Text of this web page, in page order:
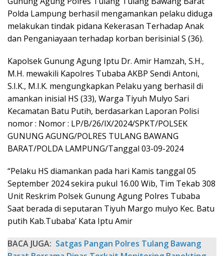
Polda Lampung berhasil mengamankan pelaku diduga
melakukan tindak pidana Kekerasan Terhadap Anak
dan Penganiayaan terhadap korban berisinial S (36).
Kapolsek Gunung Agung Iptu Dr. Amir Hamzah, S.H.,
M.H. mewakili Kapolres Tubaba AKBP Sendi Antoni,
S.I.K., M.I.K. mengungkapkan Pelaku yang berhasil di
amankan inisial HS (33), Warga Tiyuh Mulyo Sari
Kecamatan Batu Putih, berdasarkan Laporan Polisi
nomor : Nomor : LP/B/26/IX/2024/SPKT/POLSEK
GUNUNG AGUNG/POLRES TULANG BAWANG
BARAT/POLDA LAMPUNG/Tanggal 03-09-2024
“Pelaku HS diamankan pada hari Kamis tanggal 05
September 2024 sekira pukul 16.00 Wib, Tim Tekab 308
Unit Reskrim Polsek Gunung Agung Polres Tubaba
Saat berada di seputaran Tiyuh Margo mulyo Kec. Batu
putih Kab.Tubaba’ Kata Iptu Amir
BACA JUGA: Satgas Pangan Polres Tulang Bawang